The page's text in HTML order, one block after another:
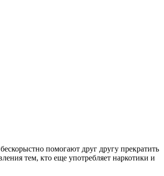
помогают друг другу прекратить
тем, кто еще употребляет наркотики и